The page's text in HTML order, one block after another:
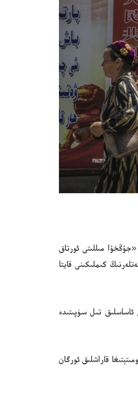
جىنپىڭ «جۇڭخۇا مىللىتى ئورتاق
كىملىكىنى قايتا
ئاساسلىق تىل سۈپىتىدە
قاراشلىق ئورگان